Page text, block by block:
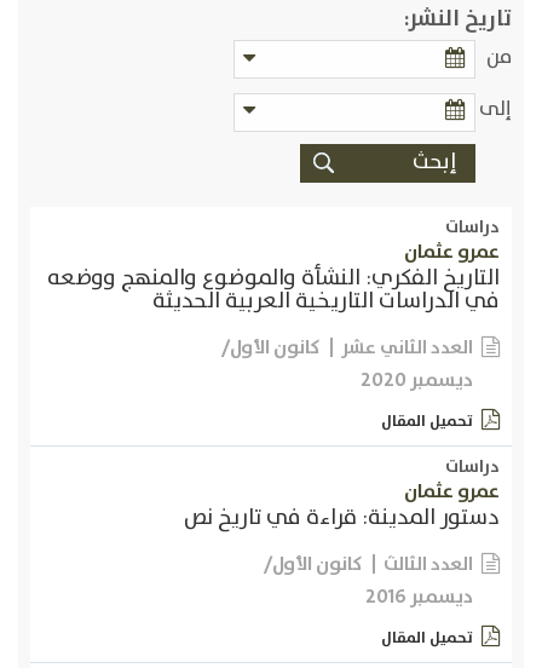
تاريخ النشر:
من
إلى
دراسات
عمرو عثمان
التاريخ الفكري: النشأة والموضوع والمنهج ووضعه
في الدراسات التاريخية العربية الحديثة
العدد الثاني عشر
كانون الأول/
ديسمبر 2020
تحميل المقال
دراسات
عمرو عثمان
دستور المدينة: قراءة في تاريخ نص
العدد الثالث
كانون الأول/
ديسمبر 2016
تحميل المقال